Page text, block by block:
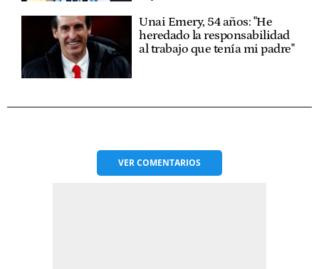
Unai Emery, 54 años: "He
heredado la responsabilidad
al trabajo que tenía mi padre"
VERCOMENTARIOS